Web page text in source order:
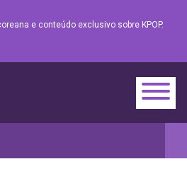
e conteúdo exclusivo sobre KPOP.